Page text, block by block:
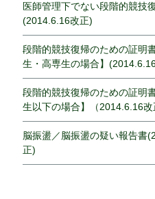
医師管理下でない段階的競技
(2014.6.16改正)
段階的競技復帰のための証明
生・高専生の場合】
段階的競技復帰のための証
生以下の場合】（2014.6.16改
脳振盪／脳振盪の疑い報告書
正)